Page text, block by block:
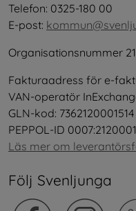
Telefon: 0325-180 00
E-post:
Organisationsnummer
Fakturaadress för e-
VAN-operatör
GLN-kod: 7362120001514
PEPPOL-ID
Läs mer om
Följ Svenljunga